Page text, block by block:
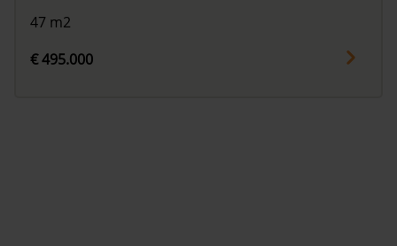
47 m2
€ 495.000